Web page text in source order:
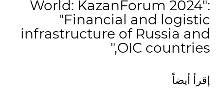
World: KazanForum 2024":
"Financial and logistic
infrastructure of Russia and
OIC countries,"
إقرأ أيضاً